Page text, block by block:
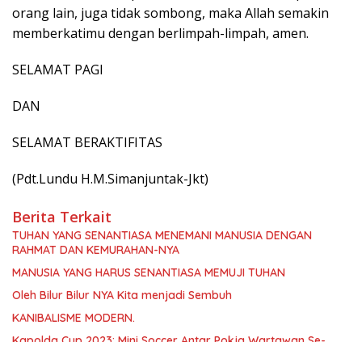
orang lain, juga tidak sombong, maka Allah semakin
memberkatimu dengan berlimpah-limpah, amen.
SELAMAT PAGI
DAN
SELAMAT BERAKTIFITAS
(Pdt.Lundu H.M.Simanjuntak-Jkt)
Berita Terkait
TUHAN YANG SENANTIASA MENEMANI MANUSIA DENGAN
RAHMAT DAN KEMURAHAN-NYA
MANUSIA YANG HARUS SENANTIASA MEMUJI TUHAN
Oleh Bilur Bilur NYA Kita menjadi Sembuh
KANIBALISME MODERN.